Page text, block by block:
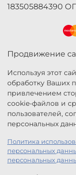
183505884390
Продвижение
Используя этот
обработку Ваших
привлечением
cookie-файлов и
пользователей,
персональных
Политика
персональных
персональных